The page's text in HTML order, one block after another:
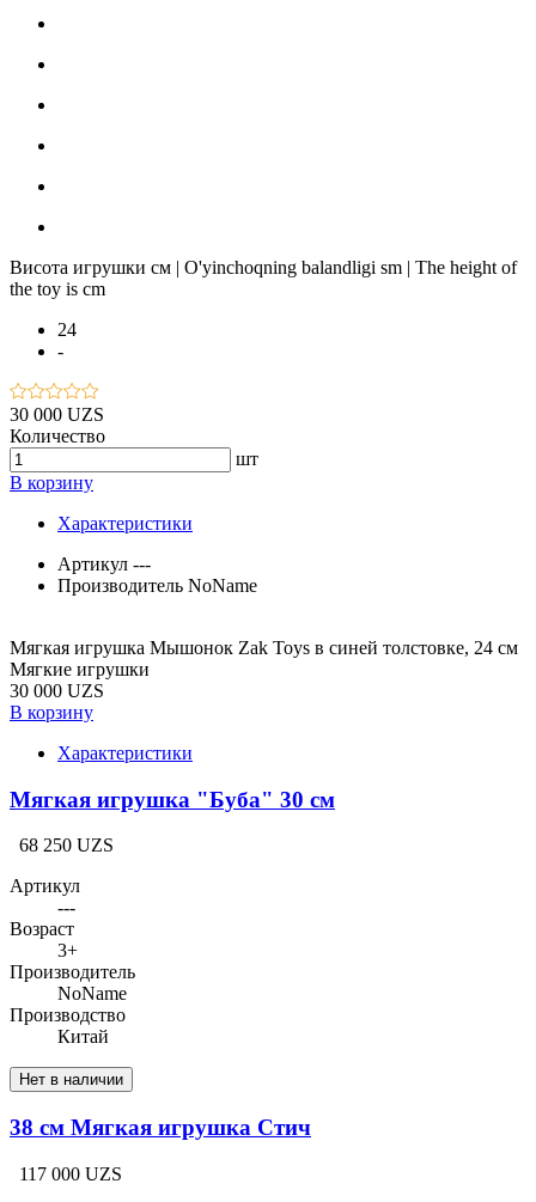
Висота игрушки см | O'yinchoqning balandligi sm | The height of
the toy is cm
24
-
30 000 UZS
Количество
шт
В корзину
Характеристики
Артикул ---
Производитель NoName
Мягкая игрушка Мышонок Zak Toys в синей толстовке, 24 см
Мягкие игрушки
30 000 UZS
В корзину
Характеристики
Мягкая игрушка "Буба" 30 см
68 250 UZS
Артикул
---
Возраст
3+
Производитель
NoName
Производство
Китай
Нет в наличии
38 см Мягкая игрушка Стич
117 000 UZS